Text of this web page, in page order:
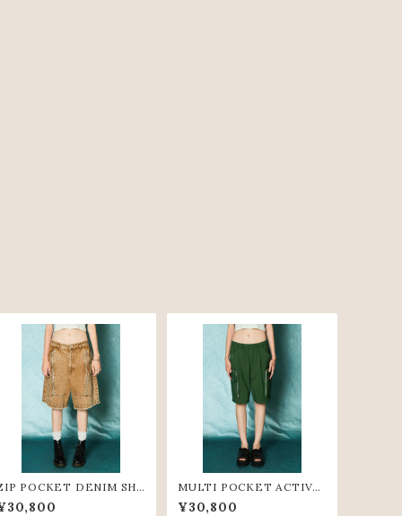
POCKET DENIM SH
PANTS(BGE)
MULTI POCKET ACTIVE
SHORT PANTS(GRN)
¥30,800